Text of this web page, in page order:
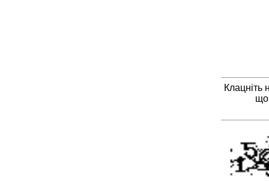
Клацніть